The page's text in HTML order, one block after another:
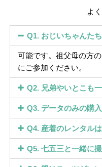
よ
Q1. おじいちゃんた
可能です。祖父母の方
にご参加ください。
Q2. 兄弟やいとこも
Q3. データのみの購
Q4. 産着のレンタル
Q5. 七五三と一緒に